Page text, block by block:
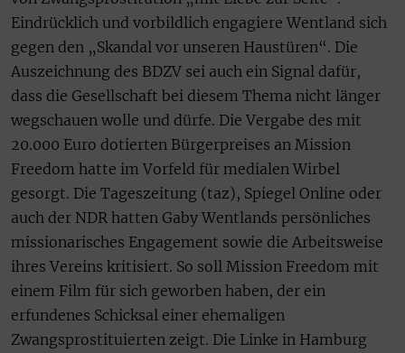
Eindrücklich und vorbildlich engagiere Wentland sich
gegen den „Skandal vor unseren Haustüren“. Die
Auszeichnung des BDZV sei auch ein Signal dafür,
dass die Gesellschaft bei diesem Thema nicht länger
wegschauen wolle und dürfe. Die Vergabe des mit
20.000 Euro dotierten Bürgerpreises an Mission
Freedom hatte im Vorfeld für medialen Wirbel
gesorgt. Die Tageszeitung (taz), Spiegel Online oder
auch der NDR hatten Gaby Wentlands persönliches
missionarisches Engagement sowie die Arbeitsweise
ihres Vereins kritisiert. So soll Mission Freedom mit
einem Film für sich geworben haben, der ein
erfundenes Schicksal einer ehemaligen
Zwangsprostituierten zeigt. Die Linke in Hamburg